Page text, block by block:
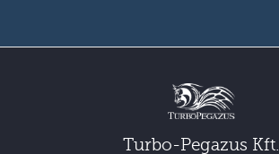
Turbo-Pegazus Kft.